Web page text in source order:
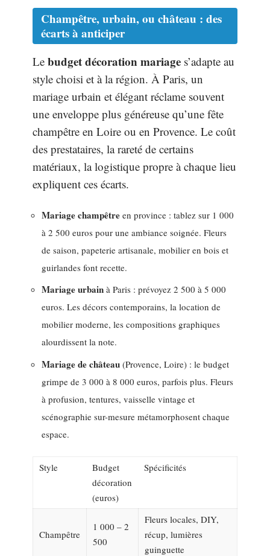
Champêtre, urbain, ou château : des
écarts à anticiper
Le budget décoration mariage s’adapte au
style choisi et à la région. À Paris, un
mariage urbain et élégant réclame souvent
une enveloppe plus généreuse qu’une fête
champêtre en Loire ou en Provence. Le coût
des prestataires, la rareté de certains
matériaux, la logistique propre à chaque lieu
expliquent ces écarts.
Mariage champêtre en province : tablez sur 1 000
à 2 500 euros pour une ambiance soignée. Fleurs
de saison, papeterie artisanale, mobilier en bois et
guirlandes font recette.
Mariage urbain à Paris : prévoyez 2 500 à 5 000
euros. Les décors contemporains, la location de
mobilier moderne, les compositions graphiques
alourdissent la note.
Mariage de château (Provence, Loire) : le budget
grimpe de 3 000 à 8 000 euros, parfois plus. Fleurs
à profusion, tentures, vaisselle vintage et
scénographie sur-mesure métamorphosent chaque
espace.
Style
Budget
décoration
(euros)
Spécificités
Champêtre
1 000 – 2
500
Fleurs locales, DIY,
récup, lumières
guinguette